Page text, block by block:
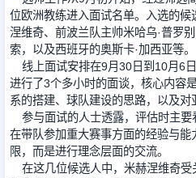
位欧洲教练进入面试名单。入选的候
涅维奇、前波兰队主帅米哈乌·普罗
索，以及西班牙的奥斯卡·加西亚等。
线上面试安排在9月30日到10月6
进行了3个多小时的面谈，核心内容
系的搭建、球队建设的思路，以及对
参与面试的人士透露，评估时主
在带队参加重大赛事方面的经验与
限，而是进行理念层面的交流。
在这几位候选人中，米赫涅维奇